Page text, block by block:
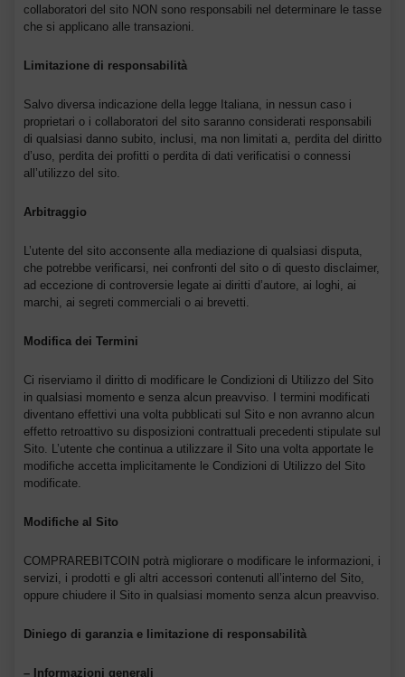
collaboratori del sito NON sono responsabili nel determinare le tasse
che si applicano alle transazioni.
Limitazione di responsabilità
Salvo diversa indicazione della legge Italiana, in nessun caso i
proprietari o i collaboratori del sito saranno considerati responsabili
di qualsiasi danno subito, inclusi, ma non limitati a, perdita del diritto
d’uso, perdita dei profitti o perdita di dati verificatisi o connessi
all’utilizzo del sito.
Arbitraggio
L’utente del sito acconsente alla mediazione di qualsiasi disputa,
che potrebbe verificarsi, nei confronti del sito o di questo disclaimer,
ad eccezione di controversie legate ai diritti d’autore, ai loghi, ai
marchi, ai segreti commerciali o ai brevetti.
Modifica dei Termini
Ci riserviamo il diritto di modificare le Condizioni di Utilizzo del Sito
in qualsiasi momento e senza alcun preavviso. I termini modificati
diventano effettivi una volta pubblicati sul Sito e non avranno alcun
effetto retroattivo su disposizioni contrattuali precedenti stipulate sul
Sito. L’utente che continua a utilizzare il Sito una volta apportate le
modifiche accetta implicitamente le Condizioni di Utilizzo del Sito
modificate.
Modifiche al Sito
COMPRAREBITCOIN potrà migliorare o modificare le informazioni, i
servizi, i prodotti e gli altri accessori contenuti all’interno del Sito,
oppure chiudere il Sito in qualsiasi momento senza alcun preavviso.
Diniego di garanzia e limitazione di responsabilità
– Informazioni generali